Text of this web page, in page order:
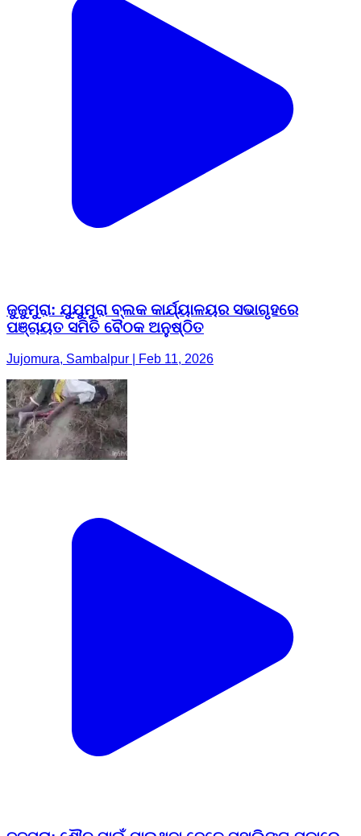
ଜୁଜୁମୁରା: ଯୁଯୁମୁରା ବ୍ଲକ କାର୍ଯ୍ୟାଳୟର ସଭାଗୃହରେ
ପଞ୍ଚାୟତ ସମିତି ବୈଠକ ଅନୁଷ୍ଠିତ
Jujomura, Sambalpur | Feb 11, 2026